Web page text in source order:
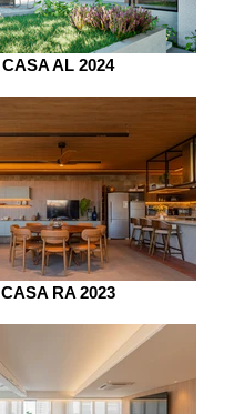
CASA AL 2024
CASA RA 2023